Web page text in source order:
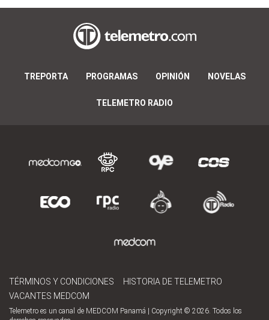
TREPORTA PROGRAMAS OPINIÓN NOVELAS
TELEMETRO RADIO
TÉRMINOS Y CONDICIONES
HISTORIA DE TELEMETRO
VACANTES MEDCOM
Telemetro es un canal de MEDCOM Panamá | Copyright © 2026. Todos los